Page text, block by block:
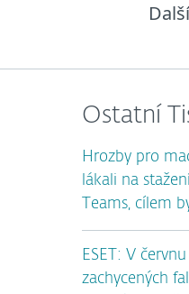
Ostatní
Hrozby pro
lákali na
Teams, cílem
ESET: V
zachycených